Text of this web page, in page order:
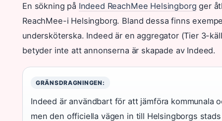
En sökning på Indeed ReachMee Helsingborg ger
ReachMee-i Helsingborg. Bland dessa finns
undersköterska. Indeed är en aggregator (Tier 3-
betyder inte att annonserna är skapade av Indeed.
GRÄNSDRAGNINGEN:
Indeed är användbart för att jämföra kommunala
men den officiella vägen in till Helsingborgs